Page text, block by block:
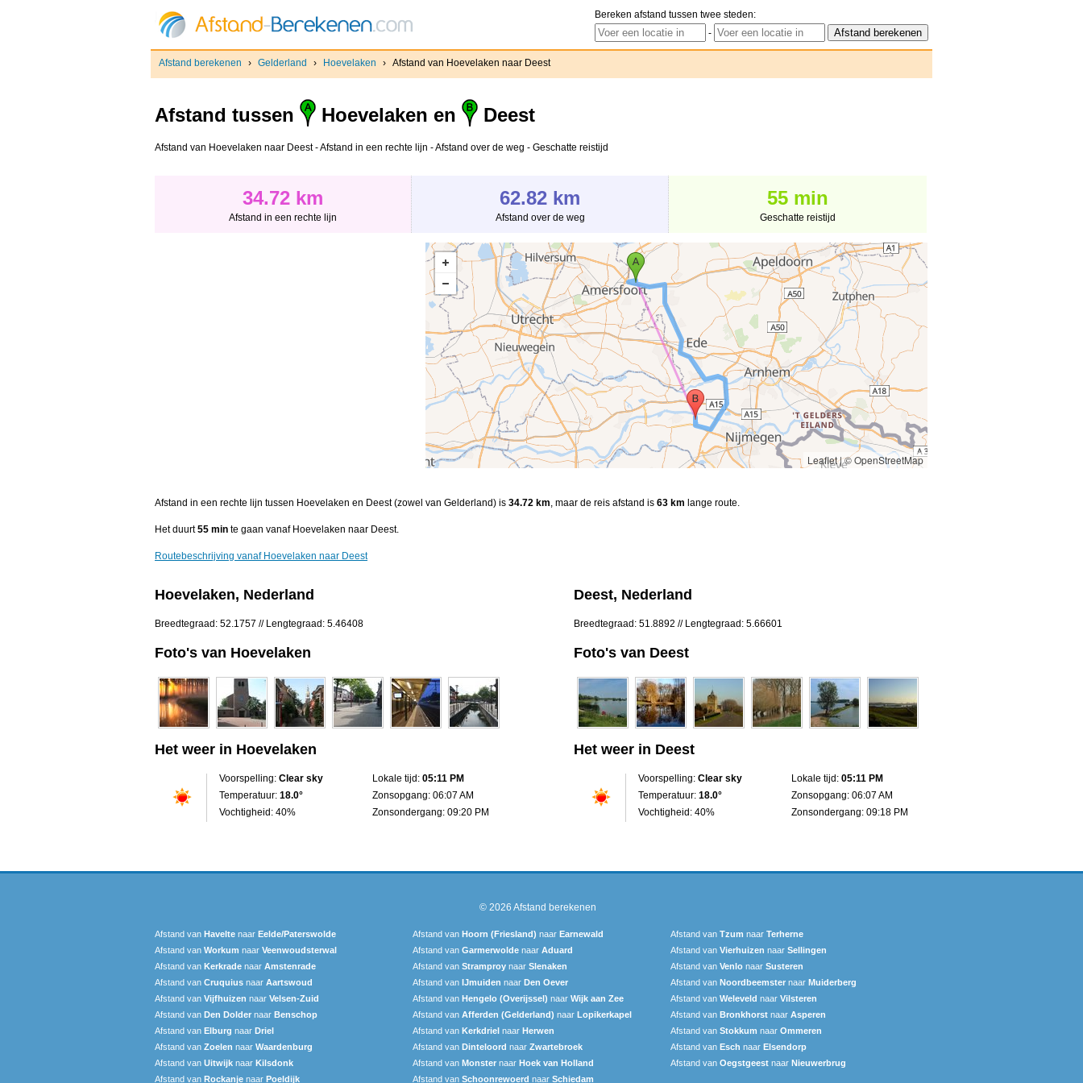
Bereken afstand tussen twee steden:
-
Afstand berekenen › Gelderland › Hoevelaken › Afstand van Hoevelaken naar Deest
Afstand tussen Hoevelaken en Deest
Afstand van Hoevelaken naar Deest - Afstand in een rechte lijn - Afstand over de weg - Geschatte reistijd
34.72 km
Afstand in een rechte lijn
62.82 km
Afstand over de weg
55 min
Geschatte reistijd
Leaflet|© OpenStreetMap
Afstand in een rechte lijn tussen Hoevelaken en Deest (zowel van Gelderland) is 34.72 km, maar de reis afstand is 63 km lange route.
Het duurt55 min te gaan vanaf Hoevelaken naar Deest.
Routebeschrijving vanaf Hoevelaken naar Deest
Hoevelaken, Nederland
Breedtegraad: 52.1757 // Lengtegraad: 5.46408
Foto's van Hoevelaken
Het weer in Hoevelaken
Voorspelling: Clear sky
Temperatuur: 18.0°
Vochtigheid: 40%
Lokale tijd: 05:11 PM
Zonsopgang: 06:07 AM
Zonsondergang: 09:20 PM
Deest, Nederland
Breedtegraad: 51.8892 // Lengtegraad: 5.66601
Foto's van Deest
Het weer in Deest
Voorspelling: Clear sky
Temperatuur: 18.0°
Vochtigheid: 40%
Lokale tijd: 05:11 PM
Zonsopgang: 06:07 AM
Zonsondergang: 09:18 PM
© 2026 Afstand berekenen
Afstand van Havelte naar Eelde/Paterswolde Afstand van Hoorn (Friesland) naar Earnewald Afstand van Tzum naar Terherne
Afstand van Workum naar Veenwoudsterwal Afstand van Garmerwolde naar Aduard Afstand van Vierhuizen naar Sellingen
Afstand van Kerkrade naar Amstenrade Afstand van Stramproy naar Slenaken Afstand van Venlo naar Susteren
Afstand van Cruquius naar Aartswoud Afstand van IJmuiden naar Den Oever Afstand van Noordbeemster naar Muiderberg
Afstand van Vijfhuizen naar Velsen-Zuid Afstand van Hengelo (Overijssel) naar Wijk aan Zee Afstand van Weleveld naar Vilsteren
Afstand van Den Dolder naar Benschop Afstand van Afferden (Gelderland) naar Lopikerkapel Afstand van Bronkhorst naar Asperen
Afstand van Elburg naar Driel Afstand van Kerkdriel naar Herwen Afstand van Stokkum naar Ommeren
Afstand van Zoelen naar Waardenburg Afstand van Dinteloord naar Zwartebroek Afstand van Esch naar Elsendorp
Afstand van Uitwijk naar Kilsdonk Afstand van Monster naar Hoek van Holland Afstand van Oegstgeest naar Nieuwerbrug
Afstand van Rockanje naar Poeldijk Afstand van Schoonrewoerd naar Schiedam